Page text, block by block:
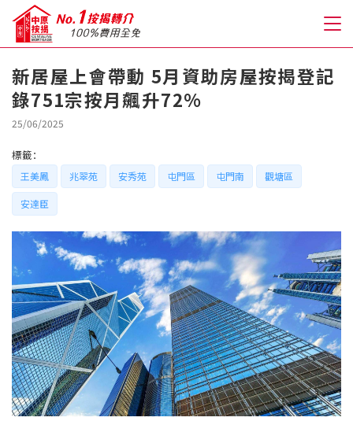
關於我們
人才房貸・開戶優惠
免費房貸轉介服務
免費開戶轉介服務
私人貸款
優惠禮遇
新盤優越按揭優惠
中原按揭標籤優惠
新居屋上會帶動 5月資助房屋按揭登記
錄751宗按月飆升72%
25/06/2025
標籤：
王美鳳 兆翠苑 安秀苑 屯門區 屯門南 觀塘區
安達臣